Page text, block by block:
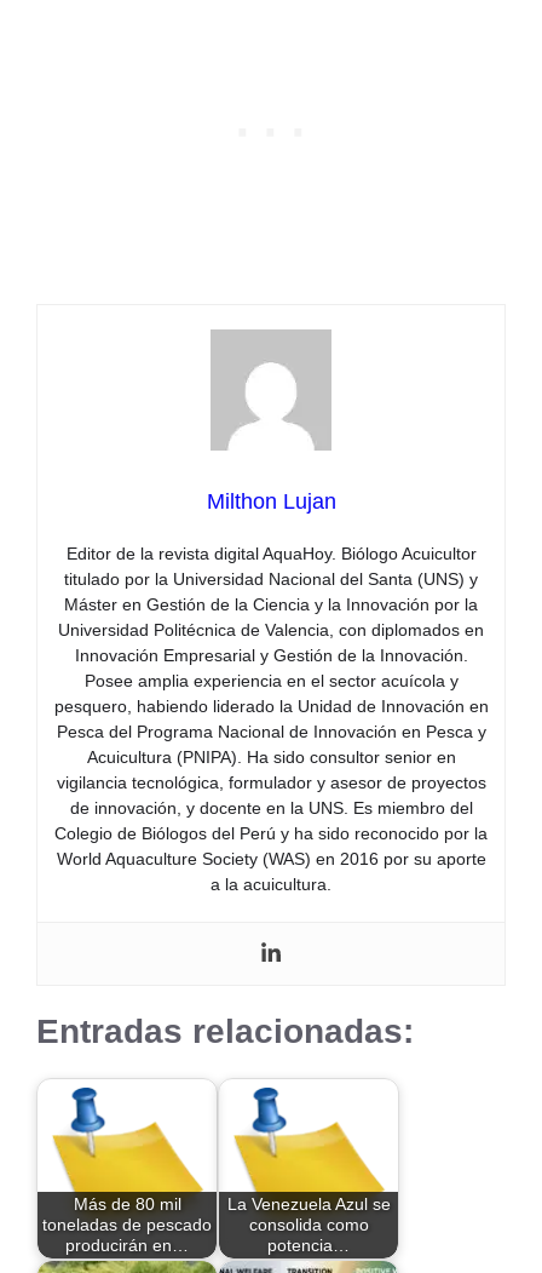
Milthon Lujan
Editor de la revista digital AquaHoy. Biólogo Acuicultor
titulado por la Universidad Nacional del Santa (UNS) y
Máster en Gestión de la Ciencia y la Innovación por la
Universidad Politécnica de Valencia, con diplomados en
Innovación Empresarial y Gestión de la Innovación.
Posee amplia experiencia en el sector acuícola y
pesquero, habiendo liderado la Unidad de Innovación en
Pesca del Programa Nacional de Innovación en Pesca y
Acuicultura (PNIPA). Ha sido consultor senior en
vigilancia tecnológica, formulador y asesor de proyectos
de innovación, y docente en la UNS. Es miembro del
Colegio de Biólogos del Perú y ha sido reconocido por la
World Aquaculture Society (WAS) en 2016 por su aporte
a la acuicultura.
Entradas relacionadas:
Más de 80 mil
toneladas de pescado
producirán en…
La Venezuela Azul se
consolida como
potencia…